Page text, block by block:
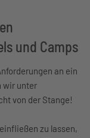
und Camps
an ein
wir unter
von der Stange!
zu lassen,